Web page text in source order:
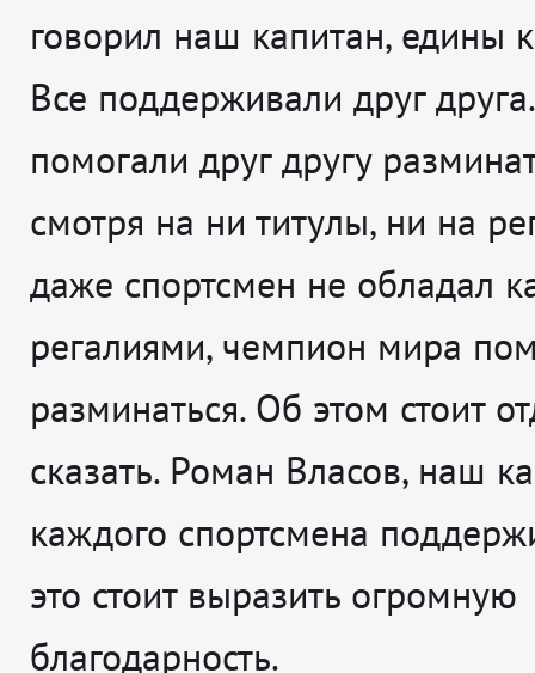
говорил наш капитан, едины
Все поддерживали друг
помогали друг другу
смотря на ни титулы, ни на
даже спортсмен не обладал
регалиями, чемпион мира
разминаться. Об этом стоит
сказать. Роман Власов, наш
каждого спортсмена
это стоит выразить огромную
благодарность.